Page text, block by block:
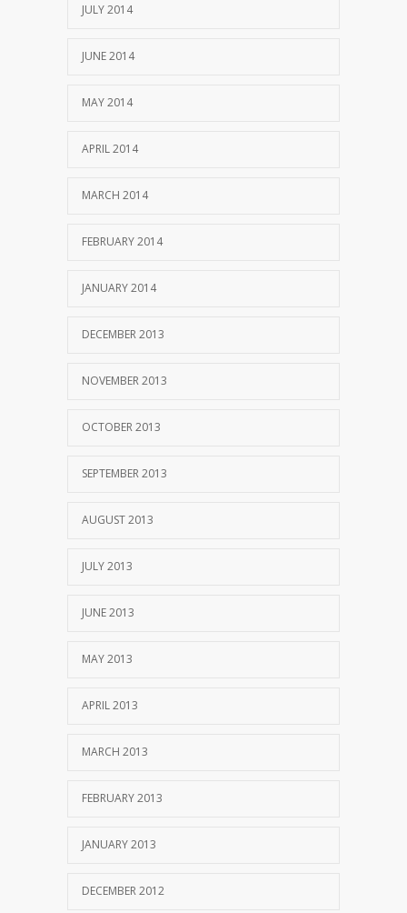
JULY 2014
JUNE 2014
MAY 2014
APRIL 2014
MARCH 2014
FEBRUARY 2014
JANUARY 2014
DECEMBER 2013
NOVEMBER 2013
OCTOBER 2013
SEPTEMBER 2013
AUGUST 2013
JULY 2013
JUNE 2013
MAY 2013
APRIL 2013
MARCH 2013
FEBRUARY 2013
JANUARY 2013
DECEMBER 2012